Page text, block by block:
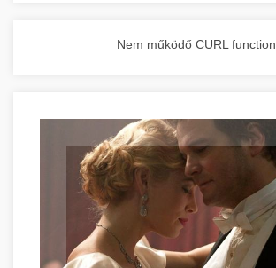
Nem működő CURL function.